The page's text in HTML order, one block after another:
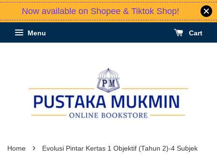
Now available on Shopee & Tiktok Shop!
Menu Cart
Home ›
Evolusi Pintar Kertas 1 Objektif (Tahun 2)-4 Subjek